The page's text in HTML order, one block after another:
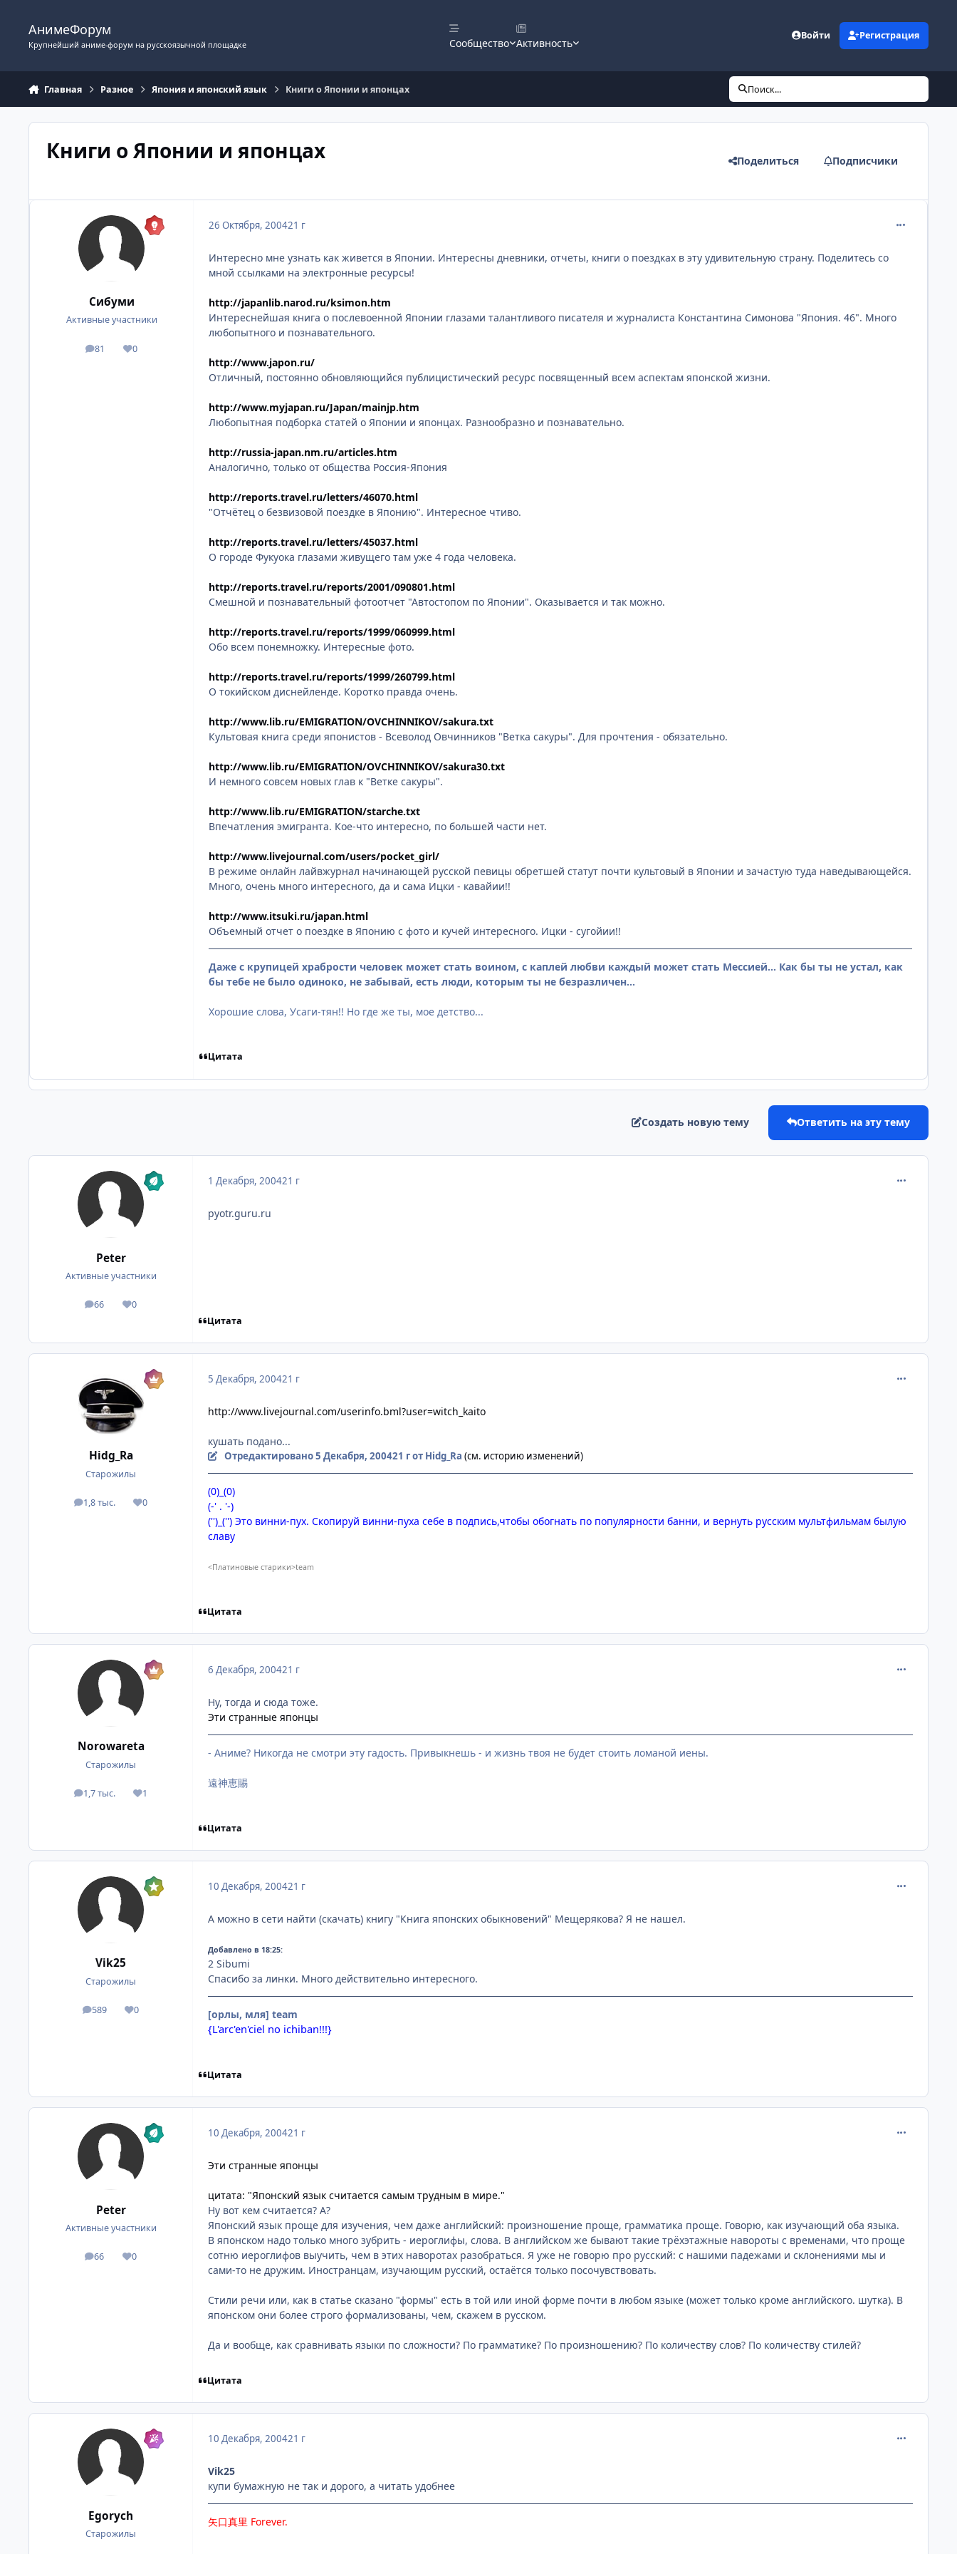
АнимеФорум
Крупнейший аниме-форум на русскоязычной площадке Сообщество Активность
Войти Регистрация
Главная Разное Япония и японский язык Книги о Японии и японцах Поиск...
Книги о Японии и японцах Поделиться Подписчики
Сибуми
Активные участники
81
посты 0
Репутация
26 Октября, 200421 г
Интересно мне узнать как живется в Японии. Интересны дневники, отчеты, книги о поездках в эту удивительную страну. Поделитесь со
мной ссылками на электронные ресурсы!
http://japanlib.narod.ru/ksimon.htm
Интереснейшая книга о послевоенной Японии глазами талантливого писателя и журналиста Константина Симонова "Япония. 46". Много
любопытного и познавательного.
http://www.japon.ru/
Отличный, постоянно обновляющийся публицистический ресурс посвященный всем аспектам японской жизни.
http://www.myjapan.ru/Japan/mainjp.htm
Любопытная подборка статей о Японии и японцах. Разнообразно и познавательно.
http://russia-japan.nm.ru/articles.htm
Аналогично, только от общества Россия-Япония
http://reports.travel.ru/letters/46070.html
"Отчётец о безвизовой поездке в Японию". Интересное чтиво.
http://reports.travel.ru/letters/45037.html
О городе Фукуока глазами живущего там уже 4 года человека.
http://reports.travel.ru/reports/2001/090801.html
Смешной и познавательный фотоотчет "Автостопом по Японии". Оказывается и так можно.
http://reports.travel.ru/reports/1999/060999.html
Обо всем понемножку. Интересные фото.
http://reports.travel.ru/reports/1999/260799.html
О токийском диснейленде. Коротко правда очень.
http://www.lib.ru/EMIGRATION/OVCHINNIKOV/sakura.txt
Культовая книга среди японистов - Всеволод Овчинников "Ветка сакуры". Для прочтения - обязательно.
http://www.lib.ru/EMIGRATION/OVCHINNIKOV/sakura30.txt
И немного совсем новых глав к "Ветке сакуры".
http://www.lib.ru/EMIGRATION/starche.txt
Впечатления эмигранта. Кое-что интересно, по большей части нет.
http://www.livejournal.com/users/pocket_girl/
В режиме онлайн лайвжурнал начинающей русской певицы обретшей статут почти культовый в Японии и зачастую туда наведывающейся.
Много, очень много интересного, да и сама Ицки - кавайии!!
http://www.itsuki.ru/japan.html
Объемный отчет о поездке в Японию с фото и кучей интересного. Ицки - сугойии!!
Даже с крупицей храбрости человек может стать воином, с каплей любви каждый может стать Мессией... Как бы ты не устал, как
бы тебе не было одиноко, не забывай, есть люди, которым ты не безразличен...
Хорошие слова, Усаги-тян!! Но где же ты, мое детство...
Цитата
Создать новую тему Ответить на эту тему
Peter
Активные участники
66
посты 0
Репутация
1 Декабря, 200421 г
pyotr.guru.ru
Цитата
Hidg_Ra
Старожилы
1,8 тыс.
посты 0
Репутация
5 Декабря, 200421 г
http://www.livejournal.com/userinfo.bml?user=witch_kaito
кушать подано...
Отредактировано5 Декабря, 200421 гот Hidg_Ra (см. историю изменений)
(0)_(0)
(-' . '-)
('')_('') Это винни-пух. Скопируй винни-пуха себе в подпись,чтобы обогнать по популярности банни, и вернуть русским мультфильмам былую
славу
<Платиновые старики>team
Цитата
Norowareta
Старожилы
1,7 тыс.
посты 1
Репутация
6 Декабря, 200421 г
Ну, тогда и сюда тоже.
Эти странные японцы
- Аниме? Никогда не смотри эту гадость. Привыкнешь - и жизнь твоя не будет стоить ломаной иены.
遠神恵賜
Цитата
Vik25
Старожилы
589
посты 0
Репутация
10 Декабря, 200421 г
А можно в сети найти (скачать) книгу "Книга японских обыкновений" Мещерякова? Я не нашел.
Добавлено в 18:25:
2 Sibumi
Спасибо за линки. Много действительно интересного.
[орлы, мля] team
{L'arc'en'ciel no ichiban!!!}
Цитата
Peter
Активные участники
66
посты 0
Репутация
10 Декабря, 200421 г
Эти странные японцы
цитата: "Японский язык считается самым трудным в мире."
Ну вот кем считается? А?
Японский язык проще для изучения, чем даже английский: произношение проще, грамматика проще. Говорю, как изучающий оба языка.
В японском надо только много зубрить - иероглифы, слова. В английском же бывают такие трёхэтажные навороты с временами, что проще
сотню иероглифов выучить, чем в этих наворотах разобраться. Я уже не говорю про русский: с нашими падежами и склонениями мы и
сами-то не дружим. Иностранцам, изучающим русский, остаётся только посочувствовать.
Стили речи или, как в статье сказано "формы" есть в той или иной форме почти в любом языке (может только кроме английского. шутка). В
японском они более строго формализованы, чем, скажем в русском.
Да и вообще, как сравнивать языки по сложности? По грамматике? По произношению? По количеству слов? По количеству стилей?
Цитата
Egorych
Старожилы
10 Декабря, 200421 г
Vik25
купи бумажную не так и дорого, а читать удобнее
矢口真里 Forever.